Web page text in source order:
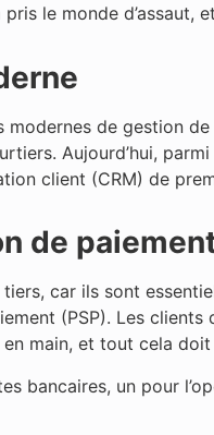
le monde
de gestion
Aujourd’hui,
client (CRM) de
de
car ils sont
(PSP). Les
main, et tout cela
bancaires, un pour